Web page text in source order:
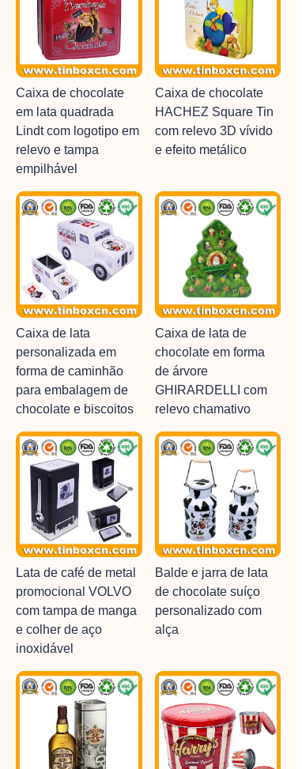
Caixa de chocolate
em lata quadrada
Lindt com logotipo em
relevo e tampa
empilhável
Caixa de chocolate
HACHEZ Square Tin
com relevo 3D vívido
e efeito metálico
Caixa de lata
personalizada em
forma de caminhão
para embalagem de
chocolate e biscoitos
Caixa de lata de
chocolate em forma
de árvore
GHIRARDELLI com
relevo chamativo
Lata de café de metal
promocional VOLVO
com tampa de manga
e colher de aço
inoxidável
Balde e jarra de lata
de chocolate suíço
personalizado com
alça